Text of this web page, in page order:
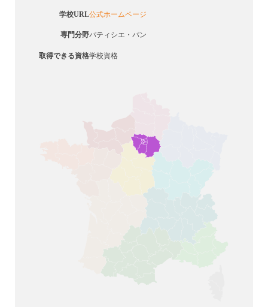
学校URL公式ホームページ
専門分野パティシエ・パン
取得できる資格学校資格